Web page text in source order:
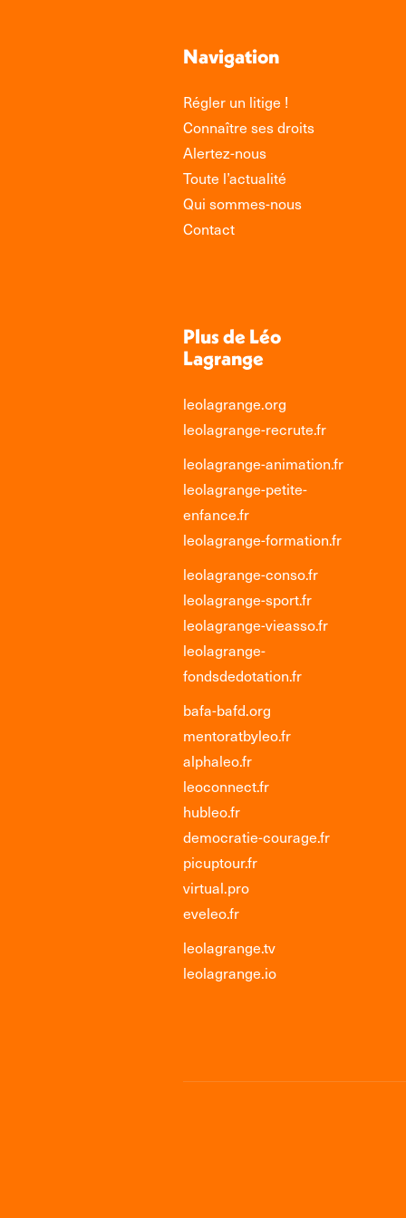
Navigation
Régler un litige !
Connaître ses droits
Alertez-nous
Toute l’actualité
Qui sommes-nous
Contact
Plus de Léo
Lagrange
leolagrange.org
leolagrange-recrute.fr
leolagrange-animation.fr
leolagrange-petite-
enfance.fr
leolagrange-formation.fr
leolagrange-conso.fr
leolagrange-sport.fr
leolagrange-vieasso.fr
leolagrange-
fondsdedotation.fr
bafa-bafd.org
mentoratbyleo.fr
alphaleo.fr
leoconnect.fr
hubleo.fr
democratie-courage.fr
picuptour.fr
virtual.pro
eveleo.fr
leolagrange.tv
leolagrange.io